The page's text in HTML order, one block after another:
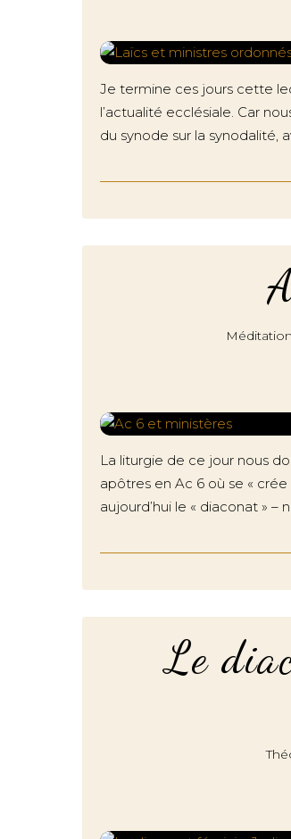
Je termine ces jours cette
l’actualité ecclésiale. Car
du synode sur la synodalité,
La liturgie de ce jour nous
apôtres en Ac 6 où se «
aujourd’hui le « diaconat »
Le